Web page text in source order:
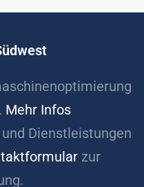
Mehr Infos
Dienstleistungen
zur